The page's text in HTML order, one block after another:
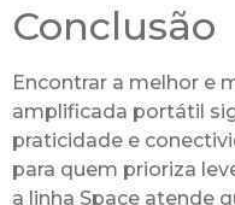
Conclusão
Encontrar a melhor e
amplificada portátil
praticidade e
para quem prioriza
a linha Space atende